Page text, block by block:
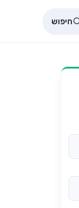
חיפוש